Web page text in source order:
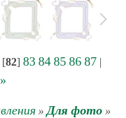
[82] 83 84 85 86 87|
» Для фото »